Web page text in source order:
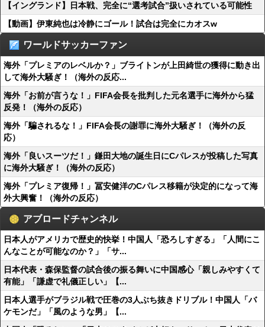
【イングランド】日本戦、完全に“選考試合”扱いされている可能性
【動画】伊東純也は冷静にゴール！試合は完全にカオスw
ワールドサッカーファン
海外「プレミアのレベルか？」ブライトンが上田綺世の獲得に動き出
して海外大騒ぎ！（海外の反応...
海外「お前が言うな！」FIFA会長を批判した元名選手に海外から猛
反発！（海外の反応）
海外「騙されるな！」FIFA会長の謝罪に海外大騒ぎ！（海外の反
応）
海外「良いスーツだ！」鎌田大地の誕生日にCパレスが投稿した写真
に海外大騒ぎ！（海外の反応）
海外「プレミア復帰！」冨安健洋のCパレス移籍が決定的になって海
外大興奮！（海外の反応）
アブロードチャンネル
日本人がアメリカで歴史的快挙！中国人「恐ろしすぎる」「人間にこ
んなことが可能なのか？」「サ...
日本代表・森保監督の試合後の振る舞いに中国感心「親しみやすくて
有能」「謙虚で礼儀正しい」【...
日本人選手がブラジル戦で圧巻の3人ぶち抜きドリブル！中国人「バ
ケモンだ」「風のような男」【...